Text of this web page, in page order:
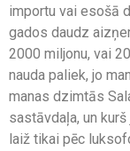
importu vai esošā
gados daudz
2000 miljonu, vai
nauda paliek, jo
manas dzimtās
sastāvdaļa, un
laiž tikai pēc